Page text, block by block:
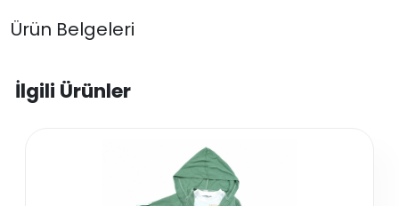
Ürün Belgeleri
İlgili Ürünler